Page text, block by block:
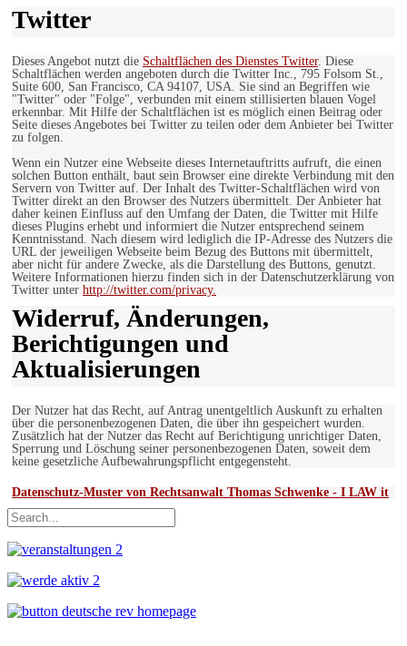
Twitter
Dieses Angebot nutzt die Schaltflächen des Dienstes Twitter. Diese
Schaltflächen werden angeboten durch die Twitter Inc., 795 Folsom St.,
Suite 600, San Francisco, CA 94107, USA. Sie sind an Begriffen wie
"Twitter" oder "Folge", verbunden mit einem stillisierten blauen Vogel
erkennbar. Mit Hilfe der Schaltflächen ist es möglich einen Beitrag oder
Seite dieses Angebotes bei Twitter zu teilen oder dem Anbieter bei Twitter
zu folgen.
Wenn ein Nutzer eine Webseite dieses Internetauftritts aufruft, die einen
solchen Button enthält, baut sein Browser eine direkte Verbindung mit den
Servern von Twitter auf. Der Inhalt des Twitter-Schaltflächen wird von
Twitter direkt an den Browser des Nutzers übermittelt. Der Anbieter hat
daher keinen Einfluss auf den Umfang der Daten, die Twitter mit Hilfe
dieses Plugins erhebt und informiert die Nutzer entsprechend seinem
Kenntnisstand. Nach diesem wird lediglich die IP-Adresse des Nutzers die
URL der jeweiligen Webseite beim Bezug des Buttons mit übermittelt,
aber nicht für andere Zwecke, als die Darstellung des Buttons, genutzt.
Weitere Informationen hierzu finden sich in der Datenschutzerklärung von
Twitter unter http://twitter.com/privacy.
Widerruf, Änderungen,
Berichtigungen und
Aktualisierungen
Der Nutzer hat das Recht, auf Antrag unentgeltlich Auskunft zu erhalten
über die personenbezogenen Daten, die über ihn gespeichert wurden.
Zusätzlich hat der Nutzer das Recht auf Berichtigung unrichtiger Daten,
Sperrung und Löschung seiner personenbezogenen Daten, soweit dem
keine gesetzliche Aufbewahrungspflicht entgegensteht.
Datenschutz-Muster von Rechtsanwalt Thomas Schwenke - I LAW it